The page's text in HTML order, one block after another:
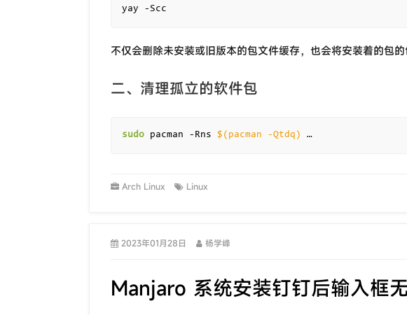
不仅会删除未安装或旧版本的包文件缓存，也会将安装着的包的
二、清理孤立的软件包
sudo pacman -Rns $( pacman -Qtdq ) …
Arch Linux Linux
2023年01月28日 杨学峰
Manjaro 系统安装钉钉后输入框